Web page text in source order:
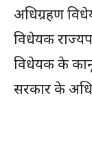
अधिग्रहण
विधेयक
विधेयक के
सरकार के